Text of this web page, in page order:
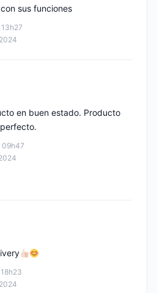
sus funciones
09h47
en buen estado. Producto